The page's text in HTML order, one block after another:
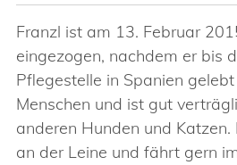
Franzl ist am 13. Februar
eingezogen, nachdem er bis
Pflegestelle in Spanien
Menschen und ist gut
anderen Hunden und
an der Leine und fährt gern